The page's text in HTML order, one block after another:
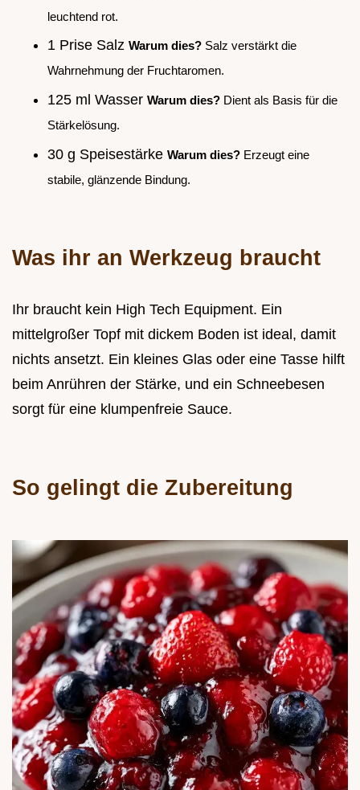
leuchtend rot.
1 Prise Salz Warum dies? Salz verstärkt die
Wahrnehmung der Fruchtaromen.
125 ml Wasser Warum dies? Dient als Basis für die
Stärkelösung.
30 g Speisestärke Warum dies? Erzeugt eine
stabile, glänzende Bindung.
Was ihr an Werkzeug braucht
Ihr braucht kein High Tech Equipment. Ein
mittelgroßer Topf mit dickem Boden ist ideal, damit
nichts ansetzt. Ein kleines Glas oder eine Tasse hilft
beim Anrühren der Stärke, und ein Schneebesen
sorgt für eine klumpenfreie Sauce.
So gelingt die Zubereitung